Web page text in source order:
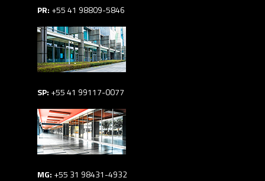
PR: +55 41 98809-5846
SP: +55 41 99117-0077
MG: +55 31 98431-4932